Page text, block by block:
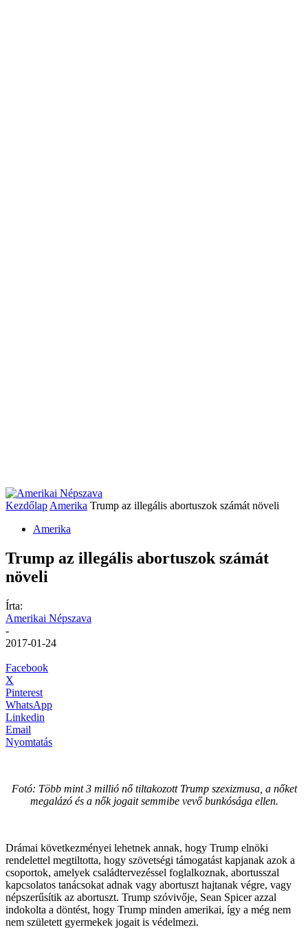
Kezdőlap Amerika Trump az illegális abortuszok számát növeli
Amerika
Trump az illegális abortuszok számát
növeli
Írta:
Amerikai Népszava
-
2017-01-24
Facebook
X
Pinterest
WhatsApp
Linkedin
Email
Nyomtatás
Fotó: Több mint 3 millió nő tiltakozott Trump szexizmusa, a nőket
megalázó és a nők jogait semmibe vevő bunkósága ellen.
Drámai következményei lehetnek annak, hogy Trump elnöki
rendelettel megtiltotta, hogy szövetségi támogatást kapjanak azok a
csoportok, amelyek családtervezéssel foglalkoznak, abortusszal
kapcsolatos tanácsokat adnak vagy abortuszt hajtanak végre, vagy
népszerűsítik az abortuszt. Trump szóvivője, Sean Spicer azzal
indokolta a döntést, hogy Trump minden amerikai, így a még nem
nem született gyermekek jogait is védelmezi.